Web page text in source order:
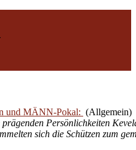
und MÄNN-Pokal: (Allgemein)
Persönlichkeiten
sich die Schützen zum